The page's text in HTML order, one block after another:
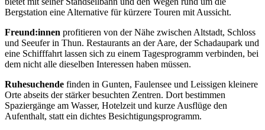
Bergstation eine Alternative für kürzere Touren mit Aussicht.
Freund:innen profitieren von der Nähe zwischen Altstadt, Schloss
und Seeufer in Thun. Restaurants an der Aare, der Schadaupark und
eine Schifffahrt lassen sich zu einem Tagesprogramm verbinden, bei
dem nicht alle dieselben Interessen haben müssen.
Ruhesuchende finden in Gunten, Faulensee und Leissigen kleinere
Orte abseits der stärker besuchten Zentren. Dort bestimmen
Spaziergänge am Wasser, Hotelzeit und kurze Ausflüge den
Aufenthalt, statt ein dichtes Besichtigungsprogramm.